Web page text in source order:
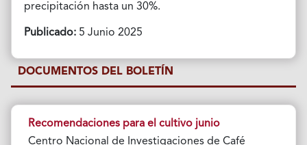
precipitación hasta un 30%.
Publicado:5 Junio 2025
DOCUMENTOS DEL BOLETÍN
Recomendaciones para el cultivo junio
Centro Nacional de Investigaciones de Café